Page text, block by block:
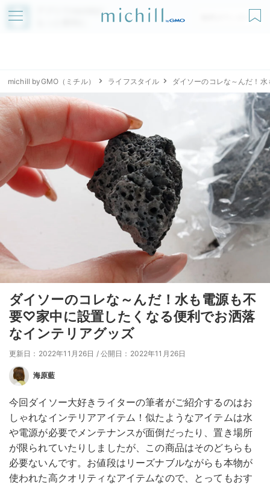
アプリでmichillが
無料ダウンロード
michill byGMO（ミチル） ライフスタイル ダイソーのコレな～んだ！
ダイソーのコレな～んだ！水も電源も不
要♡家中に設置したくなる便利でお洒落
なインテリアグッズ
更新日：2022年11月26日 / 公開日：2022年11月26日
海原藍
今回ダイソー大好きライターの筆者がご紹介するのはお
しゃれなインテリアアイテム！似たようなアイテムは水
や電源が必要でメンテナンスが面倒だったり、置き場所
が限られていたりしましたが、この商品はそのどちらも
必要ないんです。お値段はリーズナブルながらも本物が
使われた高クオリティなアイテムなので、とってもおす